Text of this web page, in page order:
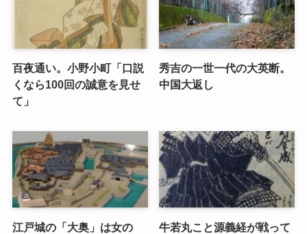
百夜通い。小野小町「口説
くなら100回の誠意を見せ
て」
秀吉の一世一代の大英断。
中国大返し
江戸城の「大奥」は女の
牛若丸こと源義経が戦って